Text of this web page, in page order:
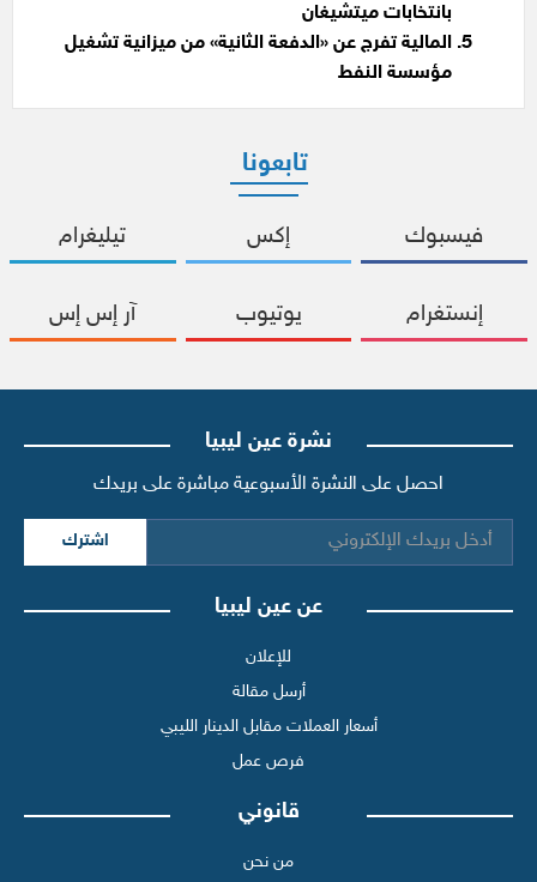
بانتخابات ميتشيغان
المالية تفرج عن «الدفعة الثانية» من ميزانية تشغيل
مؤسسة النفط
تابعونا
فيسبوك إكس تيليغرام
إنستغرام يوتيوب آر إس إس
نشرة عين ليبيا
احصل على النشرة الأسبوعية مباشرة على بريدك
اشترك
عن عين ليبيا
للإعلان
أرسل مقالة
أسعار العملات مقابل الدينار الليبي
فرص عمل
قانوني
من نحن